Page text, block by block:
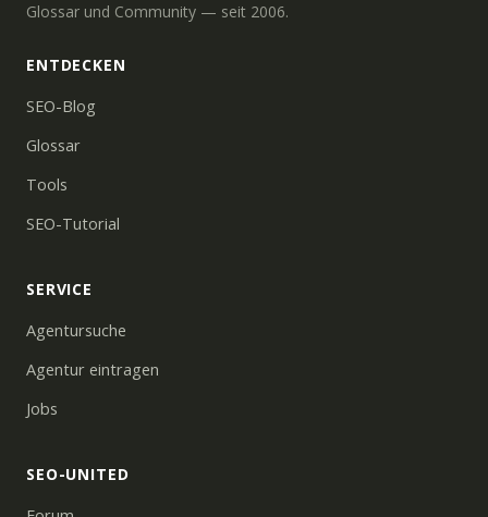
Glossar und Community — seit 2006.
ENTDECKEN
SEO-Blog
Glossar
Tools
SEO-Tutorial
SERVICE
Agentursuche
Agentur eintragen
Jobs
SEO-UNITED